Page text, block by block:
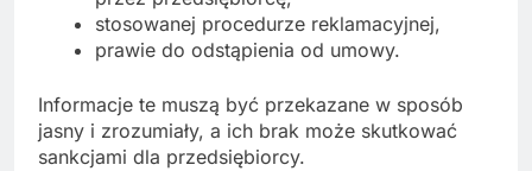
stosowanej procedurze reklamacyjnej,
prawie do odstąpienia od umowy.
Informacje te muszą być przekazane w sposób
jasny i zrozumiały, a ich brak może skutkować
sankcjami dla przedsiębiorcy.